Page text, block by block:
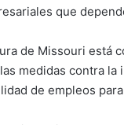
que
de Missouri está
medidas contra
de empleos